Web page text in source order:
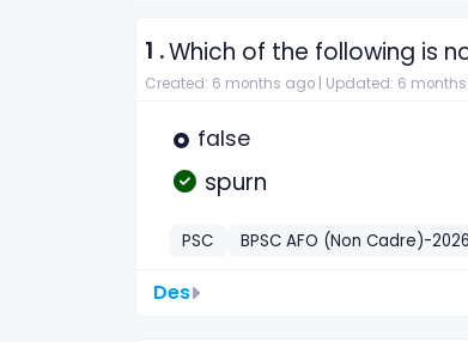
1 .Which of the following is
Created: 6 months ago | Updated: 6
false
spurn
PSC BPSC AFO (Non Cadre)-2026
Des